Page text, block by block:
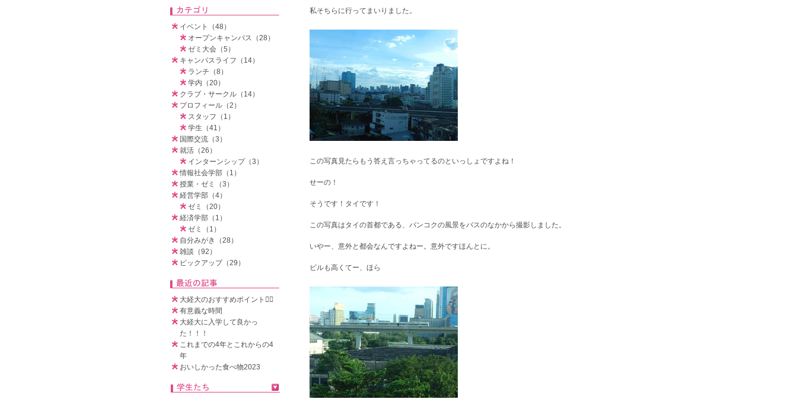
私そちらに行ってまいりました。
この写真見たらもう答え言っちゃってるのといっしょですよね！
せーの！
そうです！タイです！
この写真はタイの首都である、バンコクの風景をバスのなかから撮影しました。
いやー、意外と都会なんですよねー。意外ですほんとに。
ビルも高くてー、ほら
イベント（48）
オープンキャンパス（28）
ゼミ大会（5）
キャンパスライフ（14）
ランチ（8）
学内（20）
クラブ・サークル（14）
プロフィール（2）
スタッフ（1）
学生（41）
国際交流（3）
就活（26）
インターンシップ（3）
情報社会学部（1）
授業・ゼミ（3）
経営学部（4）
ゼミ（20）
経済学部（1）
ゼミ（1）
自分みがき（28）
雑談（92）
ピックアップ（29）
大経大のおすすめポイント🧚‍♀️
有意義な時間
大経大に入学して良かっ
た！！！
これまでの4年とこれからの4
年
おいしかった食べ物2023